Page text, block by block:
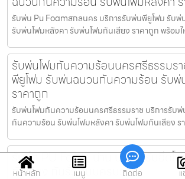
รับพ่น Pu Foamสกลนคร บริการรับพ่นพียูโฟม รับ
รับพ่นโฟมหลังคา รับพ่นโฟมกันเสียง ราคาถูก พร้อม
รับพ่นโฟมกันความร้อนนครศรีธรรมร
พียูโฟม รับพ่นฉนวนกันความร้อน รับพ่
ราคาถูก
รับพ่นโฟมกันความร้อนนครศรีธรรมราช บริการรับ
กันความร้อน รับพ่นโฟมหลังคา รับพ่นโฟมกันเสียง ร
รับฉีด PU Foam น่าน บริการรับฉีดโ
กันเสียง กันรั่ว แบบครบวงจร
หน้าหลัก เมนู ติดต่อ